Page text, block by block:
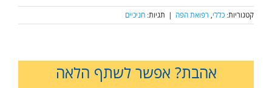
קטגוריות: כללי, רפואת הפה | תגיות: חניכיים
אהבת? אפשר לשתף הלאה